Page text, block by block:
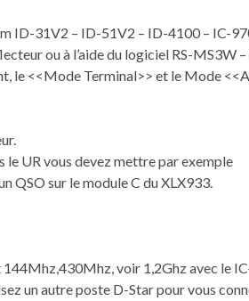
ID-31V2 – ID-51V2 – ID-4100 – IC-
ou à l’aide du logiciel RS-MS3W
le <<Mode Terminal>> et le Mode
le UR vous devez mettre par exemple
QSO sur le module C du XLX933.
voir 1,2Ghz avec le
un autre poste D-Star pour vous